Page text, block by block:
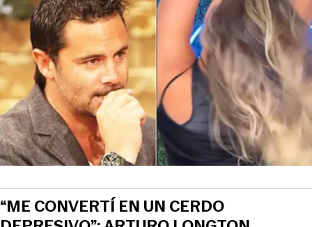
“ME CONVERTÍ EN UN CERDO